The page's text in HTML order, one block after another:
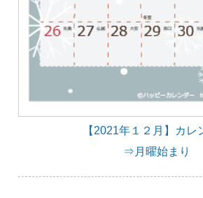
【2021年１２月】カレ
⇒月曜始まり